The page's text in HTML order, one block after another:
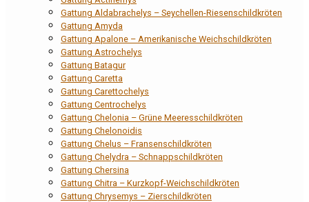
Gattung Aldabrachelys – Seychellen-Riesenschildkröten
Gattung Amyda
Gattung Apalone – Amerikanische Weichschildkröten
Gattung Astrochelys
Gattung Batagur
Gattung Caretta
Gattung Carettochelys
Gattung Centrochelys
Gattung Chelonia – Grüne Meeresschildkröten
Gattung Chelonoidis
Gattung Chelus – Fransenschildkröten
Gattung Chelydra – Schnappschildkröten
Gattung Chersina
Gattung Chitra – Kurzkopf-Weichschildkröten
Gattung Chrysemys – Zierschildkröten